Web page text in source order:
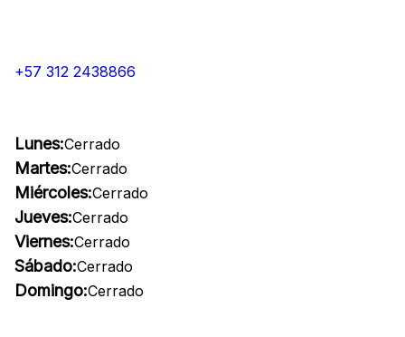
+57 312 2438866
Lunes:Cerrado
Martes:Cerrado
Miércoles:Cerrado
Jueves:Cerrado
Viernes:Cerrado
Sábado:Cerrado
Domingo:Cerrado